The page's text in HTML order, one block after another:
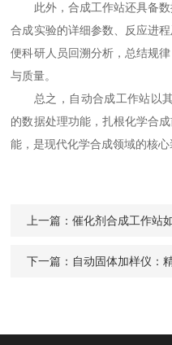
此外，合成工作站还具备数
合成实验的详细参数、反应进
便科研人员回溯分析，总结规
与质量。
总之，自动合成工作站以其
的数据处理功能，扎根化学合
能，是现代化学合成领域的核心
上一篇：催化剂合成工作站
下一篇： 自动固体加样仪：